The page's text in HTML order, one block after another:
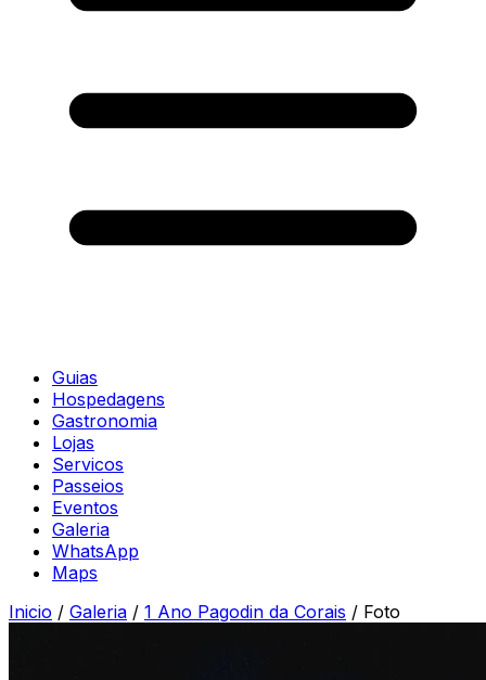
Guias
Hospedagens
Gastronomia
Lojas
Servicos
Passeios
Eventos
Galeria
WhatsApp
Maps
Inicio / Galeria / 1 Ano Pagodin da Corais / Foto